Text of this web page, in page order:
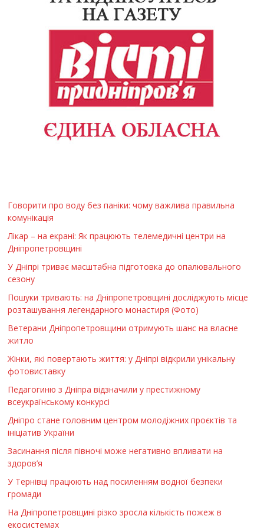
Говорити про воду без паніки: чому важлива правильна
комунікація
Лікар – на екрані: Як працюють телемедичні центри на
Дніпропетровщині
У Дніпрі триває масштабна підготовка до опалювального
сезону
Пошуки тривають: на Дніпропетровщині досліджують місце
розташування легендарного монастиря (Фото)
Ветерани Дніпропетровщини отримують шанс на власне
житло
Жінки, які повертають життя: у Дніпрі відкрили унікальну
фотовиставку
Педагогиню з Дніпра відзначили у престижному
всеукраїнському конкурсі
Дніпро стане головним центром молодіжних проєктів та
ініціатив України
Засинання після півночі може негативно впливати на
здоров’я
У Тернівці працюють над посиленням водної безпеки
громади
На Дніпропетровщині різко зросла кількість пожеж в
екосистемах